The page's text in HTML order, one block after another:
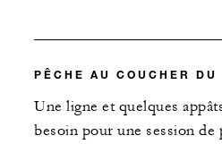
PÊCHE AU COUCHER DU
Une ligne et quelques
besoin pour une session